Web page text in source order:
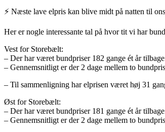
⚡️ Næste lave elpris kan blive midt på natten til
Her er nogle interessante tal på hvor tit vi har
Vest for Storebælt:
– Der har været bundpriser 182 gange ét år
– Gennemsnitligt er der 2 dage mellem to
– Til sammenligning har elprisen været høj 31
Øst for Storebælt:
– Der har været bundpriser 181 gange ét år
– Gennemsnitligt er der 2 dage mellem to